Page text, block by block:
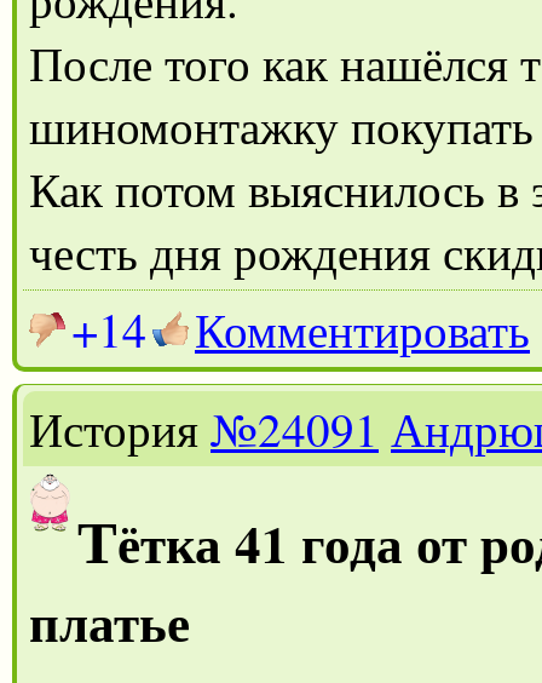
После того как нашёлся
шиномонтажку
Как потом выяснилось в
честь дня рождения
+14
Комментировать
История№24091
Тётка 41 года от
платье